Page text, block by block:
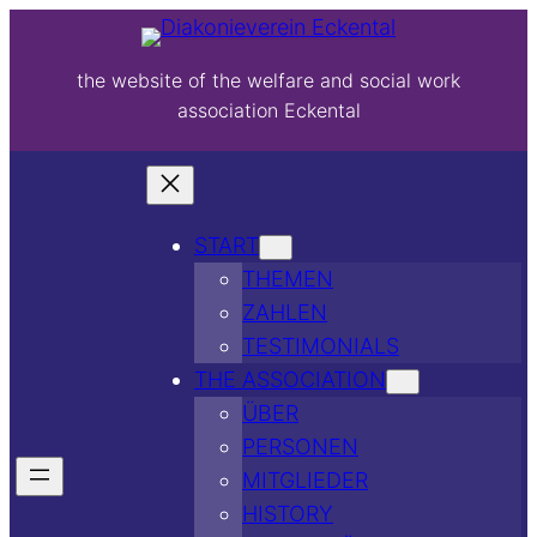
the website of the welfare and social work
association Eckental
START
THEMEN
ZAHLEN
TESTIMONIALS
THE ASSOCIATION
ÜBER
PERSONEN
MITGLIEDER
HISTORY